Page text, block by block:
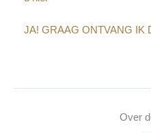
JA! GRAAG ONTVANG IK
Over